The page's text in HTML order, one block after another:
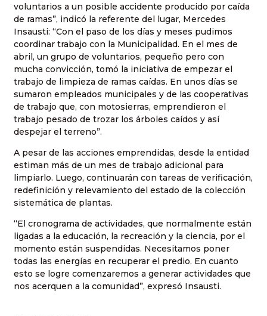
voluntarios a un posible accidente producido por caída
de ramas”, indicó la referente del lugar, Mercedes
Insausti: “Con el paso de los días y meses pudimos
coordinar trabajo con la Municipalidad. En el mes de
abril, un grupo de voluntarios, pequeño pero con
mucha convicción, tomó la iniciativa de empezar el
trabajo de limpieza de ramas caídas. En unos días se
sumaron empleados municipales y de las cooperativas
de trabajo que, con motosierras, emprendieron el
trabajo pesado de trozar los árboles caídos y así
despejar el terreno”.
A pesar de las acciones emprendidas, desde la entidad
estiman más de un mes de trabajo adicional para
limpiarlo. Luego, continuarán con tareas de verificación,
redefinición y relevamiento del estado de la colección
sistemática de plantas.
“El cronograma de actividades, que normalmente están
ligadas a la educación, la recreación y la ciencia, por el
momento están suspendidas. Necesitamos poner
todas las energías en recuperar el predio. En cuanto
esto se logre comenzaremos a generar actividades que
nos acerquen a la comunidad”, expresó Insausti.